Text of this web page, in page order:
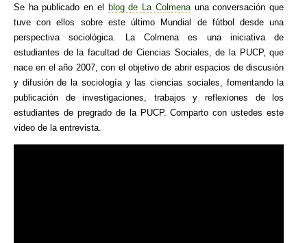
Se ha publicado en el blog de La Colmena una conversación que
tuve con ellos sobre este último Mundial de fútbol desde una
perspectiva sociológica. La Colmena es una iniciativa de
estudiantes de la facultad de Ciencias Sociales, de la PUCP, que
nace en el año 2007, con el objetivo de abrir espacios de discusión
y difusión de la sociología y las ciencias sociales, fomentando la
publicación de investigaciones, trabajos y reflexiones de los
estudiantes de pregrado de la PUCP. Comparto con ustedes este
video de la entrevista.